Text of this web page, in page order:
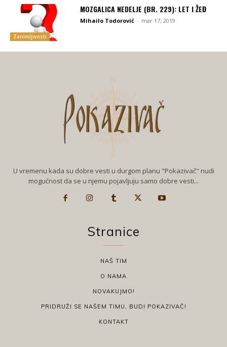
Zanimljivosti
MOZGALICA NEDELJE (BR. 229): LET I ŽEĐ
Mihailo Todorović - mar 17, 2019
U vremenu kada su dobre vesti u durgom planu "Pokazivač" nudi
mogućnost da se u njemu pojavljuju samo dobre vesti...
Stranice
NAŠ TIM
O NAMA
NOVAKUJMO!
PRIDRUŽI SE NAŠEM TIMU, BUDI POKAZIVAČ!
KONTAKT